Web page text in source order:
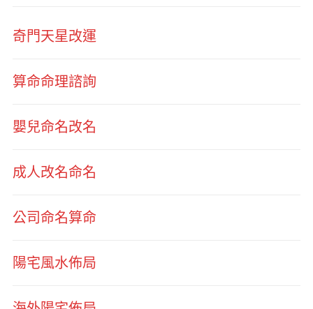
奇門天星改運
算命命理諮詢
嬰兒命名改名
成人改名命名
公司命名算命
陽宅風水佈局